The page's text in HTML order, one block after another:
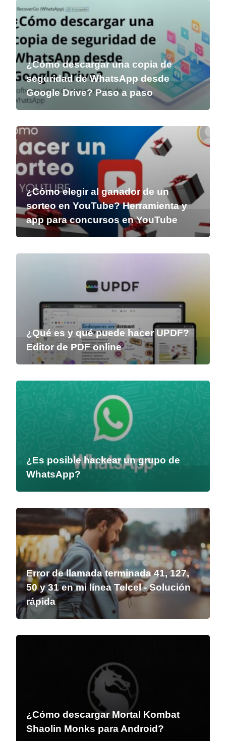
¿Cómo descargar una copia de
seguridad de WhatsApp desde
Google Drive? Paso a paso
¿Cómo elegir al ganador de un
sorteo en YouTube? Herramienta y
app para concursos en YouTube
¿Qué es y qué puede hacer UPDF?
Editor de PDF online
¿Es posible hackear un grupo de
WhatsApp?
Error de llamada terminada 41, 127,
50 y 31 en mi línea Telcel - Solución
rápida
¿Cómo descargar Mortal Kombat
Shaolin Monks para Android?